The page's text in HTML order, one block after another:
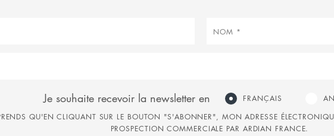
Nom
Je souhaite recevoir la newsletter en FRANÇAIS
QU'EN CLIQUANT SUR LE BOUTON "S'ABONNER", MON ADRESSE
PROSPECTION COMMERCIALE PAR ARDIAN FRANCE.